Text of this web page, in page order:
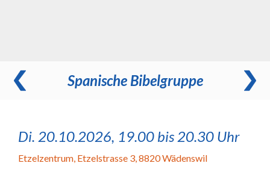
Spanische Bibelgruppe
Di. 20.10.2026, 19.00 bis 20.30 Uhr
Etzelzentrum, Etzelstrasse 3, 8820 Wädenswil